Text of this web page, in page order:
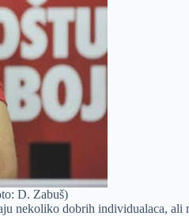
D. Zabuš)
nekoliko dobrih individualaca, ali